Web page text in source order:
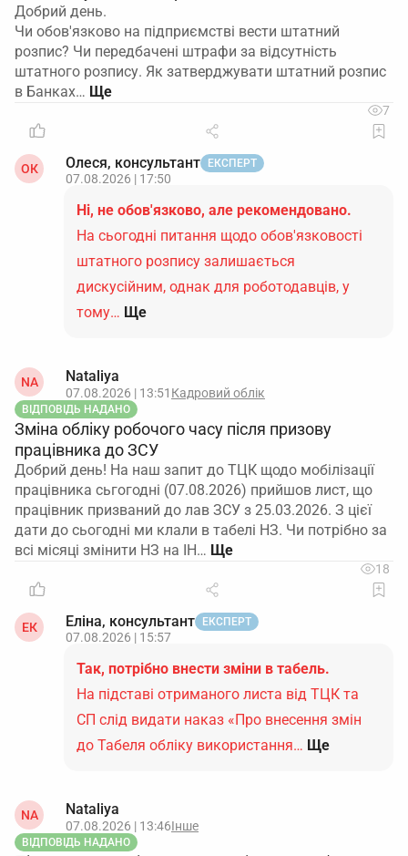
Добрий день.
Чи обов'язково на підприємстві вести штатний
розпис? Чи передбачені штрафи за відсутність
штатного розпису. Як затверджувати штатний розпис
в Банках…
7
ОК Олеся, консультант ЕКСПЕРТ
07.08.2026 | 17:50
Ні, не обов'язково, але рекомендовано.
На сьогодні питання щодо обов'язковості
штатного розпису залишається
дискусійним, однак для роботодавців, у
тому… Ще
NA Nataliya
07.08.2026 | 13:51 Кадровий облік
ВІДПОВІДЬ НАДАНО
Зміна обліку робочого часу після призову
працівника до ЗСУ
Добрий день! На наш запит до ТЦК щодо мобілізації
працівника сьгогодні (07.08.2026) прийшов лист, що
працівник призваний до лав ЗСУ з 25.03.2026. З цієї
дати до сьогодні ми клали в табелі НЗ. Чи потрібно за
всі місяці змінити НЗ на ІН…
18
ЕК Еліна, консультант ЕКСПЕРТ
07.08.2026 | 15:57
Так, потрібно внести зміни в табель.
На підставі отриманого листа від ТЦК та
СП слід видати наказ «Про внесення змін
до Табеля обліку використання… Ще
NA Nataliya
07.08.2026 | 13:46Інше
ВІДПОВІДЬ НАДАНО